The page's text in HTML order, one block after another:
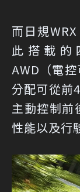
而日規
此搭載的
AWD（電
分配可從前
主動控制前
性能以及行